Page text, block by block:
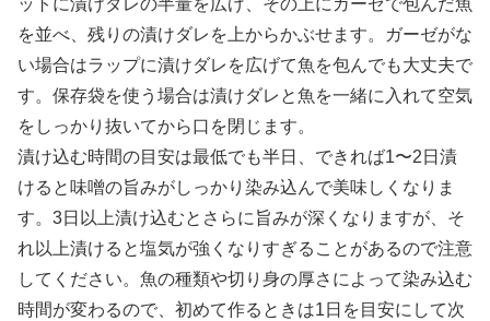
ットに漬けダレの半量を広げ、その上にガーゼで包んだ魚
を並べ、残りの漬けダレを上からかぶせます。ガーゼがな
い場合はラップに漬けダレを広げて魚を包んでも大丈夫で
す。保存袋を使う場合は漬けダレと魚を一緒に入れて空気
をしっかり抜いてから口を閉じます。
漬け込む時間の目安は最低でも半日、できれば1〜2日漬
けると味噌の旨みがしっかり染み込んで美味しくなりま
す。3日以上漬け込むとさらに旨みが深くなりますが、そ
れ以上漬けると塩気が強くなりすぎることがあるので注意
してください。魚の種類や切り身の厚さによって染み込む
時間が変わるので、初めて作るときは1日を目安にして次